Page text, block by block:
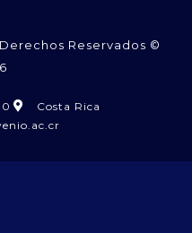
Reservados ©
Costa Rica